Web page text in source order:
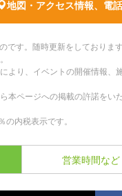
地図・アクセス情報、電
です。随時更新をしておりま
より、イベントの開催情報、
本ページへの掲載の許諾をい
内税表示です。
営業時間など